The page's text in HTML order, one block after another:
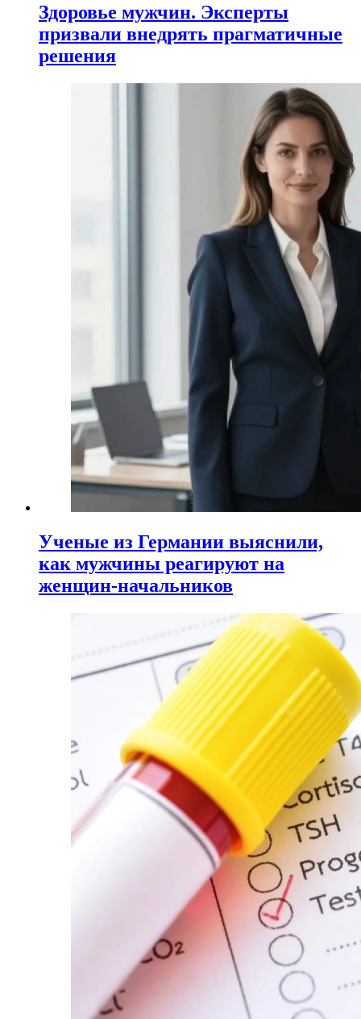
Здоровье мужчин. Эксперты
призвали внедрять прагматичные
решения
Ученые из Германии выяснили,
как мужчины реагируют на
женщин-начальников